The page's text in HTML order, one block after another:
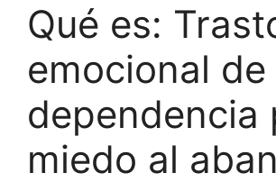
Qué es:
emocional de
dependencia
miedo al